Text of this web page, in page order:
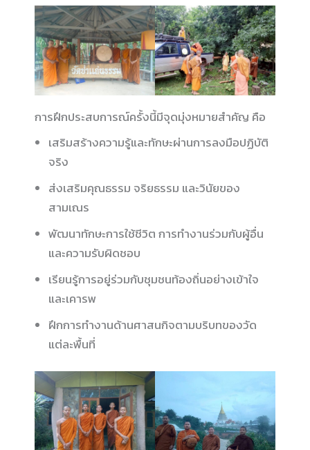
การฝึกประสบการณ์ครั้งนี้มีจุดมุ่งหมายสำคัญ คือ
เสริมสร้างความรู้และทักษะผ่านการลงมือปฏิบัติ
จริง
ส่งเสริมคุณธรรม จริยธรรม และวินัยของ
สามเณร
พัฒนาทักษะการใช้ชีวิต การทำงานร่วมกับผู้อื่น
และความรับผิดชอบ
เรียนรู้การอยู่ร่วมกับชุมชนท้องถิ่นอย่างเข้าใจ
และเคารพ
ฝึกการทำงานด้านศาสนกิจตามบริบทของวัด
แต่ละพื้นที่